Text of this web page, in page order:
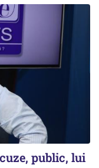
public, lui